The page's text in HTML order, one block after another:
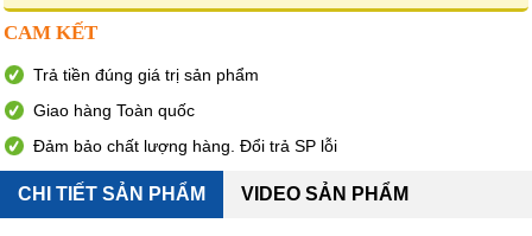
CAM KẾT
Trả tiền đúng giá trị sản phẩm
Giao hàng Toàn quốc
Đảm bảo chất lượng hàng. Đổi trả SP lỗi
CHI TIẾT SẢN PHẨM VIDEO SẢN PHẨM